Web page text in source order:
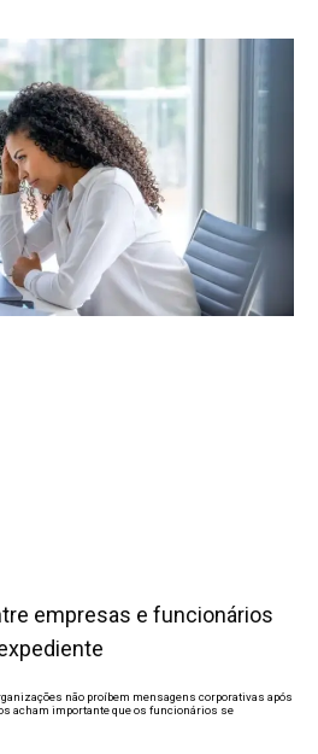
empresas e funcionários
não proíbem mensagens corporativas após
acham importante que os funcionários se